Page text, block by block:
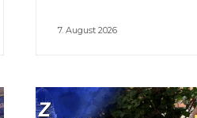
7. August 2026